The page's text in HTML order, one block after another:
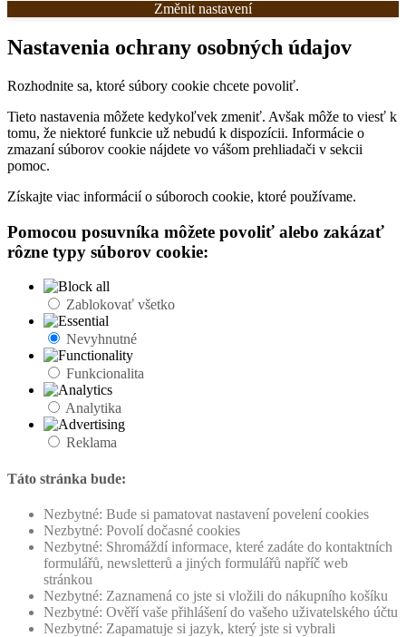
Změnit nastavení
Nastavenia ochrany osobných údajov
Rozhodnite sa, ktoré súbory cookie chcete povoliť.
Tieto nastavenia môžete kedykoľvek zmeniť. Avšak môže to viesť k
tomu, že niektoré funkcie už nebudú k dispozícii. Informácie o
zmazaní súborov cookie nájdete vo vášom prehliadači v sekcii
pomoc.
Získajte viac informácií o súboroch cookie, ktoré používame.
Pomocou posuvníka môžete povoliť alebo zakázať
rôzne typy súborov cookie:
Zablokovať všetko
Nevyhnutné
Funkcionalita
Analytika
Reklama
Táto stránka bude:
Nezbytné: Bude si pamatovat nastavení povelení cookies
Nezbytné: Povolí dočasné cookies
Nezbytné: Shromáždí informace, které zadáte do kontaktních
formulářů, newsletterů a jiných formulářů napříč web
stránkou
Nezbytné: Zaznamená co jste si vložili do nákupního košíku
Nezbytné: Ověří vaše přihlášení do vašeho uživatelského účtu
Nezbytné: Zapamatuje si jazyk, který jste si vybrali